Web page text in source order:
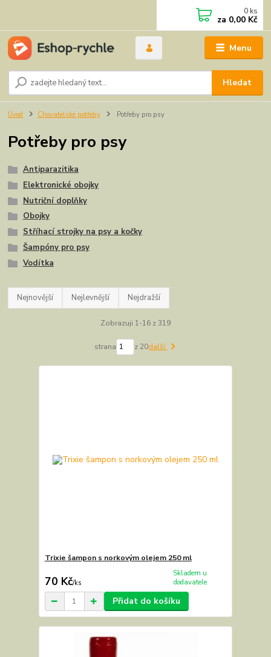
Menu
Hledat
0 ks
za 0,00 Kč
Úvod Chovatelské potřeby Potřeby pro psy
Potřeby pro psy
Antiparazitika
Elektronické obojky
Nutriční doplňky
Obojky
Stříhací strojky na psy a kočky
Šampóny pro psy
Vodítka
Nejnovější Nejlevnější Nejdražší
Zobrazuji 1-16 z 319
strana z 20další
Trixie šampon s norkovým olejem 250 ml
70 Kč/ks
Skladem u
dodavatele
Přidat do košíku